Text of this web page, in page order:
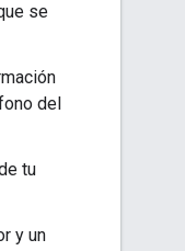
se
del
tu
y un